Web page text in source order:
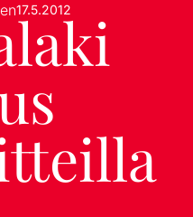
17.5.2012